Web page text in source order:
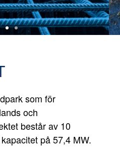
som för
och
består av 10
på 57,4 MW.